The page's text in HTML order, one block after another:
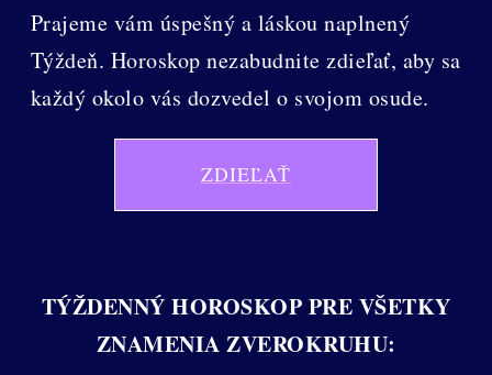
Prajeme vám úspešný a láskou naplnený
Týždeň. Horoskop nezabudnite zdieľať, aby sa
každý okolo vás dozvedel o svojom osude.
ZDIEĽAŤ
TÝŽDENNÝ HOROSKOP PRE VŠETKY
ZNAMENIA ZVEROKRUHU: